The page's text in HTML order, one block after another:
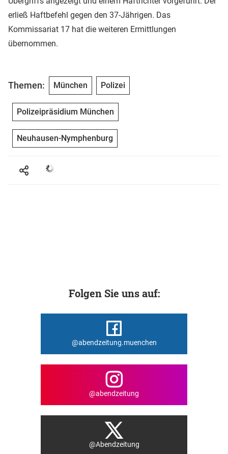
erließ Haftbefehl gegen den 37-Jährigen. Das
Kommissariat 17 hat die weiteren Ermittlungen
übernommen.
Themen: München Polizei
Polizeipräsidium München
Neuhausen-Nymphenburg
Folgen Sie uns auf:
@abendzeitung.muenchen
@abendzeitung
@Abendzeitung